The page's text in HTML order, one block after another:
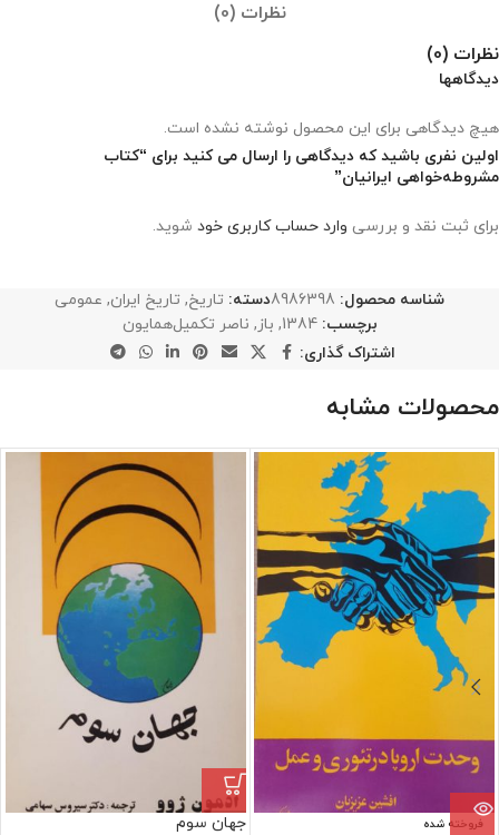
نظرات (0)
نظرات (0)
دیدگاهها
هیچ دیدگاهی برای این محصول نوشته نشده است.
اولین نفری باشید که دیدگاهی را ارسال می کنید برای “کتاب
مشروطه‌خواهی ایرانیان”
برای ثبت نقد و بررسی وارد حساب کاربری خود شوید.
شناسه محصول: 8986398دسته: تاریخ, تاریخ ایران, عمومی
برچسب: 1384
, باز, ناصر تکمیل‌همایون
اشتراک گذاری:
محصولات مشابه
فروخته شده جهان سوم